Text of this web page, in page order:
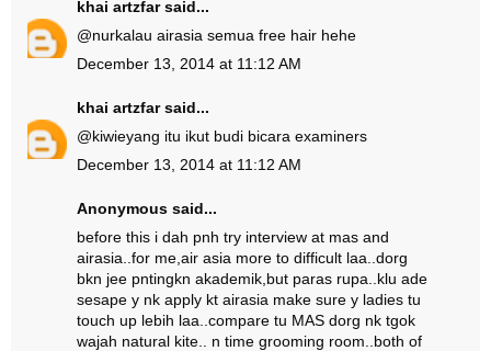
khai artzfarsaid...
@nurkalau airasia semua free hair hehe
December 13, 2014 at 11:12 AM
khai artzfarsaid...
@kiwieyang itu ikut budi bicara examiners
December 13, 2014 at 11:12 AM
Anonymous said...
before this i dah pnh try interview at mas and
airasia..for me,air asia more to difficult laa..dorg
bkn jee pntingkn akademik,but paras rupa..klu ade
sesape y nk apply kt airasia make sure y ladies tu
touch up lebih laa..compare tu MAS dorg nk tgok
wajah natural kite.. n time grooming room..both of